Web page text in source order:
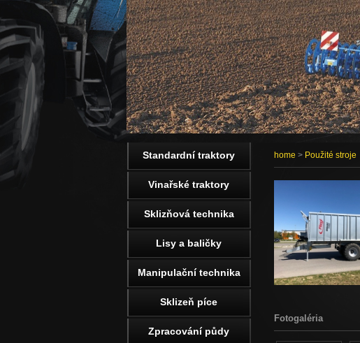
home > Použité stroje
Fotogaléria
Standardní traktory
Vinařské traktory
Sklizňová technika
Lisy a baličky
Manipulační technika
Sklizeň píce
Zpracování půdy